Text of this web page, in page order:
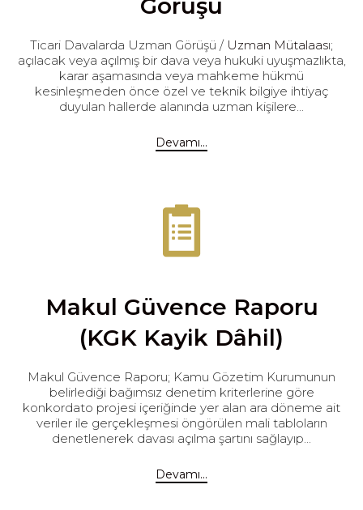
Görüşü
Ticari Davalarda Uzman Görüşü / Uzman Mütalaası;
açılacak veya açılmış bir dava veya hukuki uyuşmazlıkta,
karar aşamasında veya mahkeme hükmü
kesinleşmeden önce özel ve teknik bilgiye ihtiyaç
duyulan hallerde alanında uzman kişilere...
Devamı...
Makul Güvence Raporu
(KGK Kayik Dâhil)
Makul Güvence Raporu; Kamu Gözetim Kurumunun
belirlediği bağımsız denetim kriterlerine göre
konkordato projesi içeriğinde yer alan ara döneme ait
veriler ile gerçekleşmesi öngörülen mali tabloların
denetlenerek davası açılma şartını sağlayıp...
Devamı...